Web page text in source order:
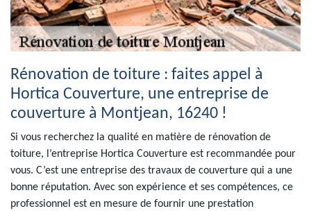
Rénovation de toiture : faites appel à
Hortica Couverture, une entreprise de
couverture à Montjean, 16240 !
Si vous recherchez la qualité en matière de rénovation de
toiture, l’entreprise Hortica Couverture est recommandée pour
vous. C’est une entreprise des travaux de couverture qui a une
bonne réputation. Avec son expérience et ses compétences, ce
professionnel est en mesure de fournir une prestation